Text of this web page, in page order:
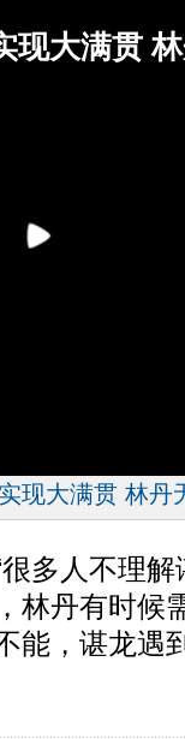
现大满贯
现大满贯 林丹
人不理解
林丹有时候
能，谌龙遇